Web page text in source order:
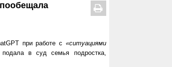
при работе с «ситуациями
в суд семья подростка,